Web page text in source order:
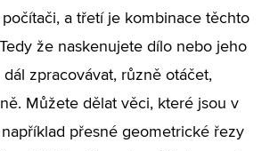
a třetí je kombinace těchto
že naskenujete dílo nebo jeho
zpracovávat, různě otáčet,
Můžete dělat věci, které jsou v
přesné geometrické řezy